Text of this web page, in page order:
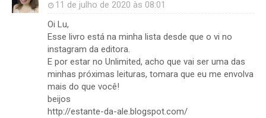
11 de julho de 2020 às 08:01
Oi Lu,
Esse livro está na minha lista desde que o vi no
instagram da editora.
E por estar no Unlimited, acho que vai ser uma das
minhas próximas leituras, tomara que eu me envolva
mais do que você!
beijos
http://estante-da-ale.blogspot.com/